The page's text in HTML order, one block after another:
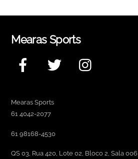
Mearas Sports
Facebook Twitter
Mearas Sports
61 4042-2077
61 98168-4530
QS 03, Rua 420, Lote 02, Bloco 2, Sala 006